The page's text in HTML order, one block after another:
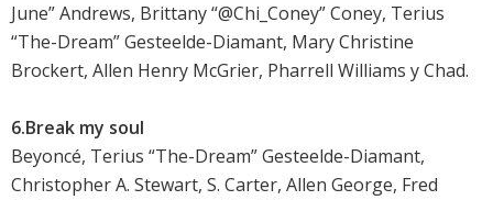
June” Andrews, Brittany “@Chi_Coney” Coney, Terius
“The-Dream” Gesteelde-Diamant, Mary Christine
Brockert, Allen Henry McGrier, Pharrell Williams y Chad.
6.Break my soul
Beyoncé, Terius “The-Dream” Gesteelde-Diamant,
Christopher A. Stewart, S. Carter, Allen George, Fred